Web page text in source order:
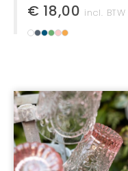
€ 18,00 incl. BTW